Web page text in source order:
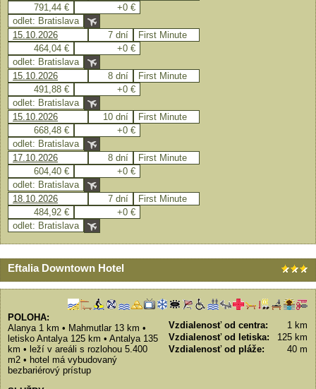
791,44 €
+0 €
odlet: Bratislava
15.10.2026
7 dní
First Minute
464,04 €
+0 €
odlet: Bratislava
15.10.2026
8 dní
First Minute
491,88 €
+0 €
odlet: Bratislava
15.10.2026
10 dní
First Minute
668,48 €
+0 €
odlet: Bratislava
17.10.2026
8 dní
First Minute
604,40 €
+0 €
odlet: Bratislava
18.10.2026
7 dní
First Minute
484,92 €
+0 €
odlet: Bratislava
Eftalia Downtown Hotel
Vzdialenosť od centra:
1 km
Vzdialenosť od letiska:
125 km
Vzdialenosť od pláže:
40 m
POLOHA:
Alanya 1 km • Mahmutlar 13 km •
letisko Antalya 125 km • Antalya 135
km • leží v areáli s rozlohou 5.400
m2 • hotel má vybudovaný
bezbariérový prístup